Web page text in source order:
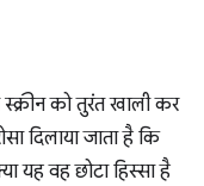
को तुरंत खाली कर
दिलाया जाता है कि
वह छोटा हिस्सा है